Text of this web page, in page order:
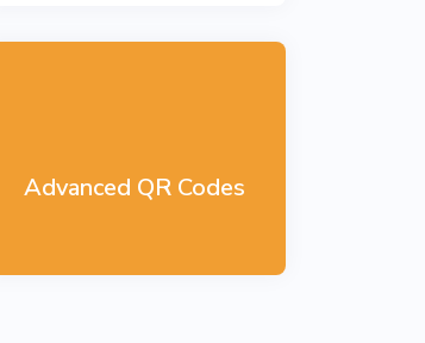
Advanced QR Codes